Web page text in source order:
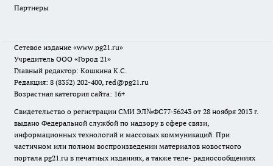
Партнеры
Сетевое издание «www.pg21.ru»
Учредитель ООО «Город 21»
Главный редактор: Кошкина К.С.
Редакция: 8 (8352) 202-400, red@pg21.ru
Возрастная категория сайта: 16+
Свидетельство о регистрации СМИ ЭЛ№ФС77-56243 от 28 ноября 2013 г.
выдано Федеральной службой по надзору в сфере связи,
информационных технологий и массовых коммуникаций. При
частичном или полном воспроизведении материалов новостного
портала pg21.ru в печатных изданиях, а также теле- радиосообщениях